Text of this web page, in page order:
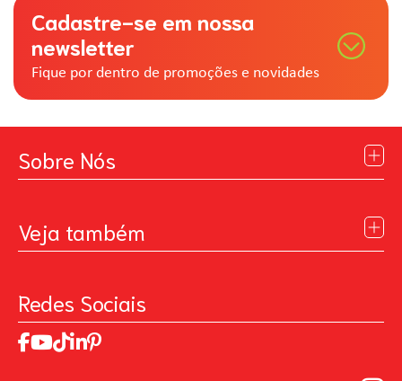
Cadastre-se em nossa
newsletter
Fique por dentro de promoções e novidades
Sobre Nós
Contato
Trabalhe Conosco
Relatório de Sustentabilidade 2025
Código de ética
Veja também
MasterChef
Art Of Love
Redes Sociais